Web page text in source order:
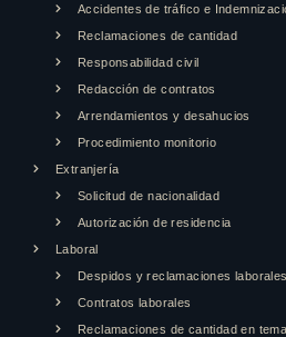
Accidentes de tráfico e
Reclamaciones de cantidad
Responsabilidad civil
Redacción de contratos
Arrendamientos y desahucios
Procedimiento monitorio
Extranjería
Solicitud de nacionalidad
Autorización de residencia
Laboral
Despidos y reclamaciones laborales
Contratos laborales
Reclamaciones de cantidad en